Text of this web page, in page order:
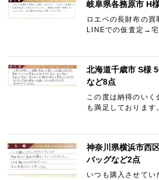
岐阜県各務原市 H
ロエベの長財布の買
LINEでの仮査定→
北海道千歳市 S様
など8点
この度は納得のいく
も満足しております
神奈川県横浜市西
バッグなど2点
いつも購入させてい